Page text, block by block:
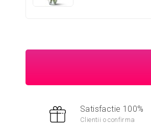
Satisfactie 100%
Clientii o confirma